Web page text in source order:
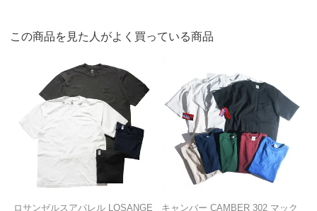
この商品を見た人がよく買っている商品
ロサンゼルスアパレル LOSANGE
キャンバー CAMBER 302 マック